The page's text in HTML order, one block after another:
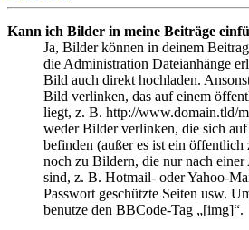
Kann ich Bilder in meine Beiträge
Ja, Bilder können in deinem
die Administration Dateianhänge
Bild auch direkt hochladen.
Bild verlinken, das auf einem
liegt, z. B. http://www.domain.tld/
weder Bilder verlinken, die sich auf
befinden (außer es ist ein öffentlich
noch zu Bildern, die nur nach
sind, z. B. Hotmail- oder Yahoo-
Passwort geschützte Seiten usw.
benutze den BBCode-Tag „[img]“.